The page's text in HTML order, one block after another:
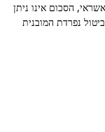
הסכום אינו ניתן
נפרדת המובנית